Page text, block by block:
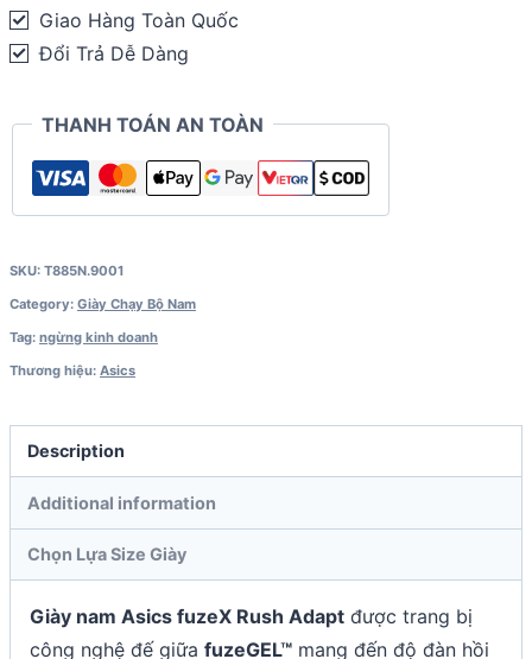
Giao Hàng Toàn Quốc
Đổi Trả Dễ Dàng
THANH TOÁN AN TOÀN
SKU: T885N.9001
Category: Giày Chạy Bộ Nam
Tag: ngừng kinh doanh
Thương hiệu: Asics
Description
Additional information
Chọn Lựa Size Giày
Giày nam Asics fuzeX Rush Adapt được trang bị
công nghệ đế giữa fuzeGEL™ mang đến độ đàn hồi